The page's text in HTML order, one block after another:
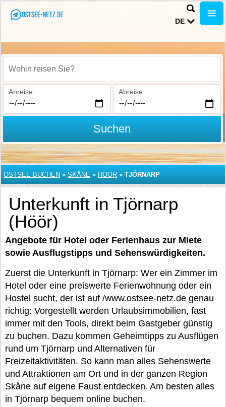
DE
Wohin reisen Sie?
Anreise Abreise
Suchen
OSTSEE BUCHEN » SKÅNE » HÖÖR » TJÖRNARP
Unterkunft in Tjörnarp
(Höör)
Angebote für Hotel oder Ferienhaus zur Miete
sowie Ausflugstipps und Sehenswürdigkeiten.
Zuerst die Unterkunft in Tjörnarp: Wer ein Zimmer im
Hotel oder eine preiswerte Ferienwohnung oder ein
Hostel sucht, der ist auf /www.ostsee-netz.de genau
richtig: Vorgestellt werden Urlaubsimmobilien, fast
immer mit den Tools, direkt beim Gastgeber günstig
zu buchen. Dazu kommen Geheimtipps zu Ausflügen
rund um Tjörnarp und Alternativen für
Freizeitaktivitäten. So kann man alles Sehenswerte
und Attraktionen am Ort und in der ganzen Region
Skåne auf eigene Faust entdecken. Am besten alles
in Tjörnarp bequem online buchen.